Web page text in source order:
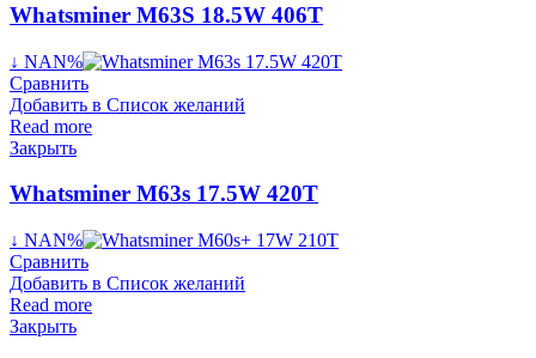
Whatsminer M63S 18.5W 406T
↓ NAN%
Сравнить
Добавить в Список желаний
Read more
Закрыть
Whatsminer M63s 17.5W 420T
↓ NAN%
Сравнить
Добавить в Список желаний
Read more
Закрыть